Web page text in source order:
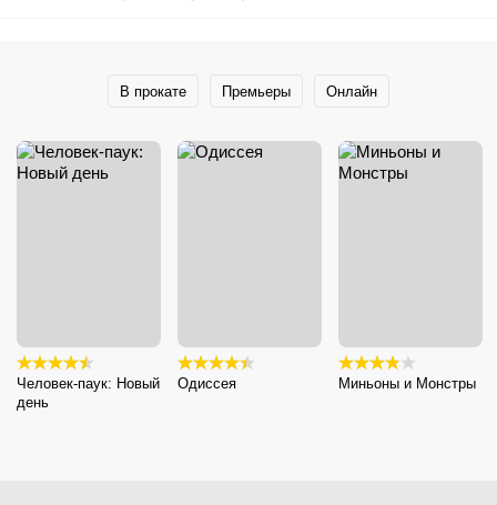
В прокате Премьеры Онлайн
Человек-паук: Новый
день
Одиссея Миньоны и Монстры